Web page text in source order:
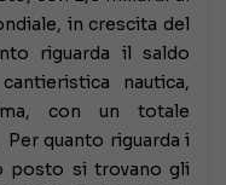
in crescita del
riguarda il saldo
nautica,
con un totale
quanto riguarda i
posto si trovano gli